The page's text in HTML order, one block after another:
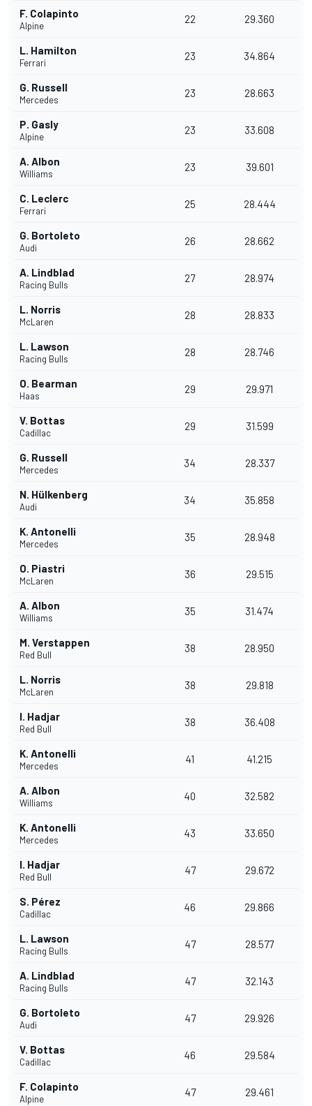
F. Colapinto
Alpine
22 29.360
L. Hamilton
Ferrari
23 34.864
G. Russell
Mercedes
23 28.663
P. Gasly
Alpine
23 33.608
A. Albon
Williams
23 39.601
C. Leclerc
Ferrari
25 28.444
G. Bortoleto
Audi
26 28.662
A. Lindblad
Racing Bulls
27 28.974
L. Norris
McLaren
28 28.833
L. Lawson
Racing Bulls
28 28.746
O. Bearman
Haas
29 29.971
V. Bottas
Cadillac
29 31.599
G. Russell
Mercedes
34 28.337
N. Hülkenberg
Audi
34 35.858
K. Antonelli
Mercedes
35 28.948
O. Piastri
McLaren
36 29.515
A. Albon
Williams
35 31.474
M. Verstappen
Red Bull
38 28.950
L. Norris
McLaren
38 29.818
I. Hadjar
Red Bull
38 36.408
K. Antonelli
Mercedes
41 41.215
A. Albon
Williams
40 32.582
K. Antonelli
Mercedes
43 33.650
I. Hadjar
Red Bull
47 29.672
S. Pérez
Cadillac
46 29.866
L. Lawson
Racing Bulls
47 28.577
A. Lindblad
Racing Bulls
47 32.143
G. Bortoleto
Audi
47 29.926
V. Bottas
Cadillac
46 29.584
F. Colapinto
Alpine
47 29.461